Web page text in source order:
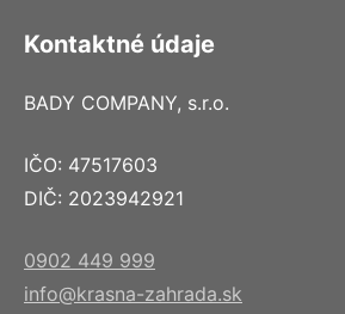
Kontaktné údaje
BADY COMPANY, s.r.o.
IČO: 47517603
DIČ: 2023942921
0902 449 999
info@krasna-zahrada.sk